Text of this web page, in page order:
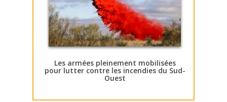
Les armées pleinement mobilisées
pour lutter contre les incendies du Sud-
Ouest